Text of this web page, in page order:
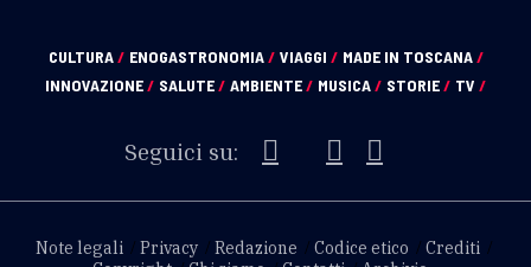
CULTURA/ ENOGASTRONOMIA/ VIAGGI / MADE IN TOSCANA/
INNOVAZIONE/ SALUTE/ AMBIENTE/ MUSICA/ STORIE/ TV /
Seguici su:
Note legali Privacy Redazione Codice etico
Crediti